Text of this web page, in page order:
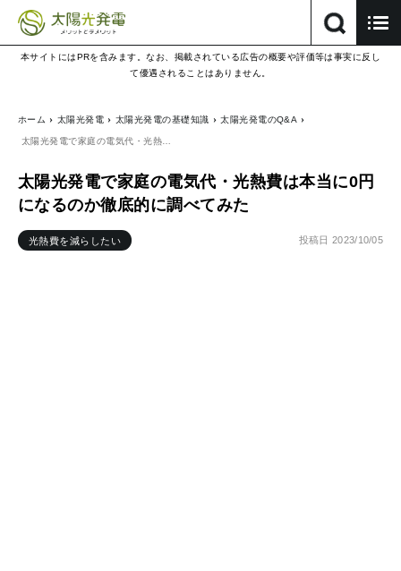
本サイトにはPRを含みます。なお、掲載されている広告の概要や評価等は事実に反し
て優遇されることはありません。
ホーム 太陽光発電 太陽光発電の基礎知識 太陽光発電のQ&A
太陽光発電で家庭の電気代・光熱…
太陽光発電で家庭の電気代・光熱費は本当に0円
になるのか徹底的に調べてみた
光熱費を減らしたい 投稿日 2023/10/05